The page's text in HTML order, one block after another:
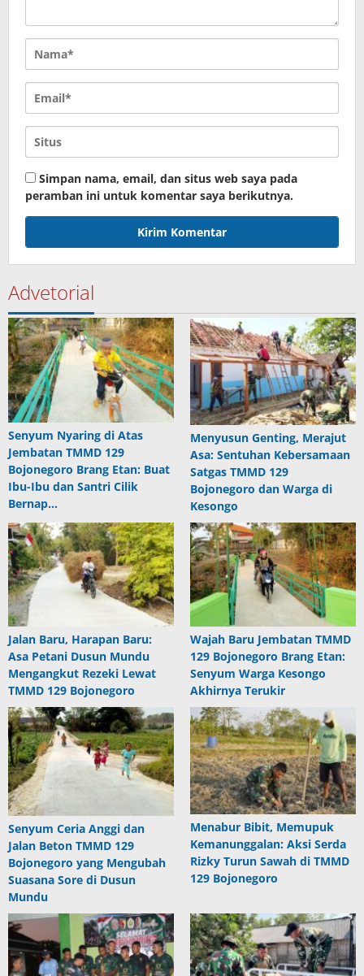
Simpan nama, email, dan situs web saya pada
peramban ini untuk komentar saya berikutnya.
Advetorial
Senyum Nyaring di Atas
Jembatan TMMD 129
Bojonegoro Brang Etan: Buat
Ibu-Ibu dan Santri Cilik
Bernap…
Menyusun Genting, Merajut
Asa: Sentuhan Kebersamaan
Satgas TMMD 129
Bojonegoro dan Warga di
Kesongo
Jalan Baru, Harapan Baru:
Asa Petani Dusun Mundu
Mengangkut Rezeki Lewat
TMMD 129 Bojonegoro
Wajah Baru Jembatan TMMD
129 Bojonegoro Brang Etan:
Senyum Warga Kesongo
Akhirnya Terukir
Senyum Ceria Anggi dan
Jalan Beton TMMD 129
Bojonegoro yang Mengubah
Suasana Sore di Dusun
Mundu
Menabur Bibit, Memupuk
Kemanunggalan: Aksi Serda
Rizky Turun Sawah di TMMD
129 Bojonegoro